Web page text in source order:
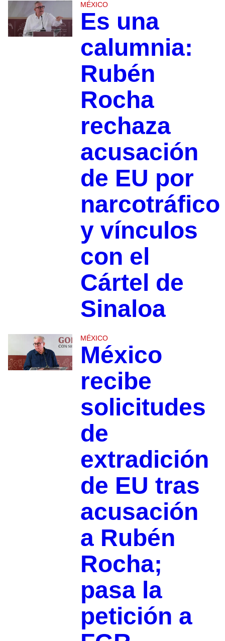
MÉXICO
Es una
calumnia:
Rubén
Rocha
rechaza
acusación
de EU por
narcotráfico
y vínculos
con el
Cártel de
Sinaloa
MÉXICO
México
recibe
solicitudes
de
extradición
de EU tras
acusación
a Rubén
Rocha;
pasa la
petición a